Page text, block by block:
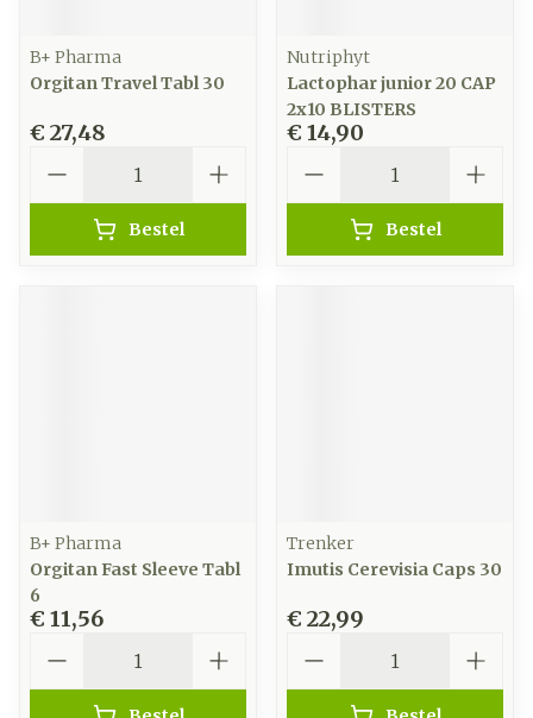
B+ Pharma
Orgitan Travel Tabl 30
€ 27,48
Bestel
Nutriphyt
Lactophar junior 20 CAP
2x10 BLISTERS
€ 14,90
Bestel
B+ Pharma
Orgitan Fast Sleeve Tabl
6
€ 11,56
Trenker
Imutis Cerevisia Caps 30
€ 22,99